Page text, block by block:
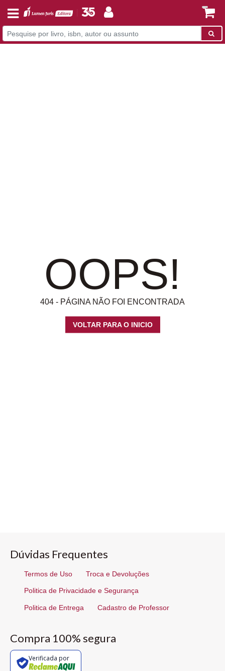
OOPS!
404 - PÁGINA NÃO FOI ENCONTRADA
VOLTAR PARA O INICIO
Dúvidas Frequentes
Termos de Uso Troca e Devoluções
Politica de Privacidade e Segurança
Politica de Entrega Cadastro de Professor
Compra 100% segura
Verificada por